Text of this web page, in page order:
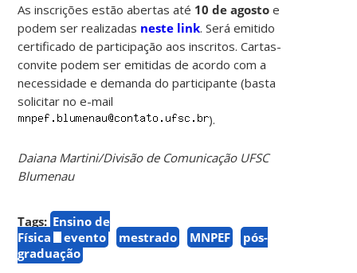
As inscrições estão abertas até 10 de agosto e
podem ser realizadas neste link. Será emitido
certificado de participação aos inscritos. Cartas-
convite podem ser emitidas de acordo com a
necessidade e demanda do participante (basta
solicitar no e-mail
).
Daiana Martini/Divisão de Comunicação UFSC
Blumenau
Tags: Ensino de
Física
evento mestrado MNPEF
pós-
graduação